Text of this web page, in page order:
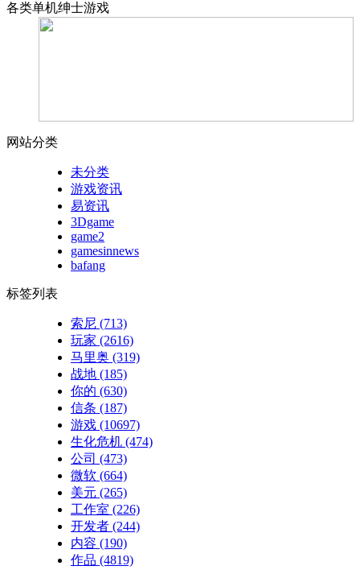
各类单机绅士游戏
网站分类
未分类
游戏资讯
易资讯
3Dgame
game2
gamesinnews
bafang
标签列表
索尼 (713)
玩家 (2616)
马里奥 (319)
战地 (185)
你的 (630)
信条 (187)
游戏 (10697)
生化危机 (474)
公司 (473)
微软 (664)
美元 (265)
工作室 (226)
开发者 (244)
内容 (190)
作品 (4819)